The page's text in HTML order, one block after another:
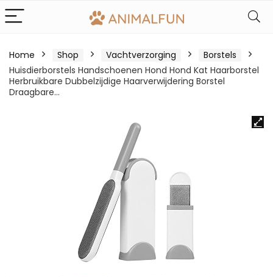
Home Shop Vachtverzorging
Borstels
Huisdierborstels Handschoenen Hond Hond Kat Haarborstel
Herbruikbare Dubbelzijdige Haarverwijdering Borstel
Draagbare…